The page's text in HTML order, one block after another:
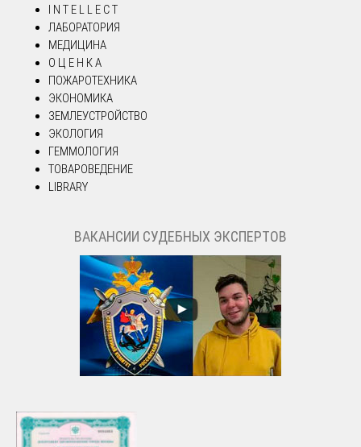
I N T E L L E C T
ЛАБОРАТОРИЯ
МЕДИЦИНА
О Ц Е Н К А
ПОЖАРОТЕХНИКА
ЭКОНОМИКА
ЗЕМЛЕУСТРОЙСТВО
ЭКОЛОГИЯ
ГЕММОЛОГИЯ
ТОВАРОВЕДЕНИЕ
LIBRARY
ВАКАНСИИ СУДЕБНЫХ ЭКСПЕРТОВ